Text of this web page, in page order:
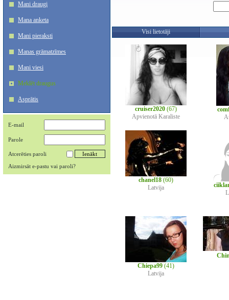
Mani draugi
Mana anketa
Mani pieraksti
Manas grāmatzīmes
Mani viesi
Meklēt draugus
Asprātis
E-mail
Parole
Atcerēties paroli
Aizmirsāt e-pastu vai paroli?
Visi lietotāji
cruiser2020 (67)
Apvienotā Karaliste
chanel18 (60)
Latvija
Chiepa99 (41)
Latvija